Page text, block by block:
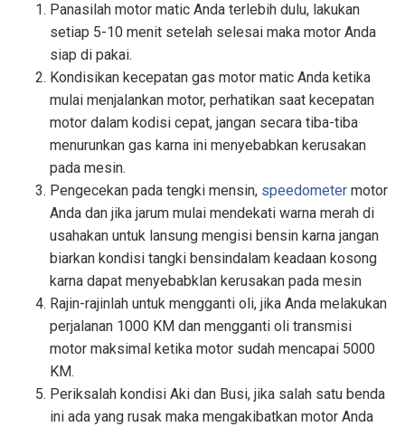
Panasilah motor matic Anda terlebih dulu, lakukan
setiap 5-10 menit setelah selesai maka motor Anda
siap di pakai.
Kondisikan kecepatan gas motor matic Anda ketika
mulai menjalankan motor, perhatikan saat kecepatan
motor dalam kodisi cepat, jangan secara tiba-tiba
menurunkan gas karna ini menyebabkan kerusakan
pada mesin.
Pengecekan pada tengki mensin, speedometer motor
Anda dan jika jarum mulai mendekati warna merah di
usahakan untuk lansung mengisi bensin karna jangan
biarkan kondisi tangki bensindalam keadaan kosong
karna dapat menyebabklan kerusakan pada mesin
Rajin-rajinlah untuk mengganti oli, jika Anda melakukan
perjalanan 1000 KM dan mengganti oli transmisi
motor maksimal ketika motor sudah mencapai 5000
KM.
Periksalah kondisi Aki dan Busi, jika salah satu benda
ini ada yang rusak maka mengakibatkan motor Anda